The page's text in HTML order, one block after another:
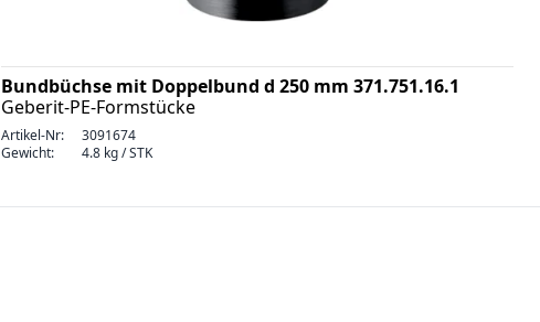
Bundbüchse mit Doppelbund d 250 mm 371.751.16.1
Geberit-PE-Formstücke
Artikel-Nr:
3091674
Gewicht:
4.8 kg / STK